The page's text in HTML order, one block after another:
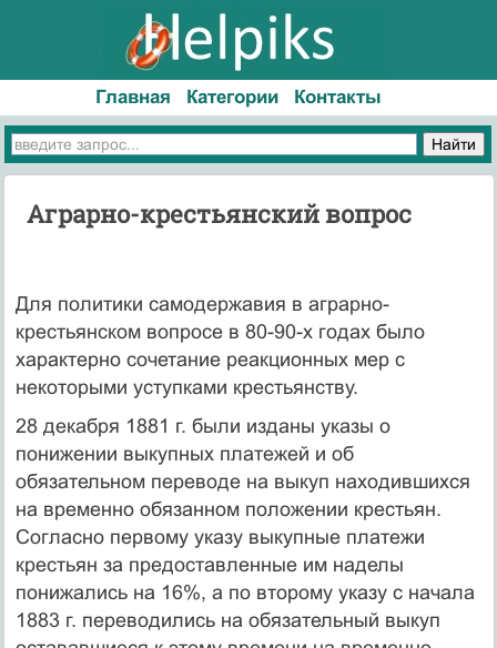
Главная Категории Контакты
Аграрно-крестьянский вопрос
Для политики самодержавия в аграрно-
крестьянском вопросе в 80-90-х годах было
характерно сочетание реакционных мер с
некоторыми уступками крестьянству.
28 декабря 1881 г. были изданы указы о
понижении выкупных платежей и об
обязательном переводе на выкуп находившихся
на временно обязанном положении крестьян.
Согласно первому указу выкупные платежи
крестьян за предоставленные им наделы
понижались на 16%, а по второму указу с начала
1883 г. переводились на обязательный выкуп